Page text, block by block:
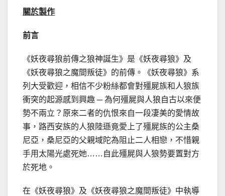
關於製作
前言
《妖夜尋狼前傳之狼神誕生》是《妖夜尋狼》及
《妖夜尋狼之魔間叛徒》的前傳。《妖夜尋狼》系
列大受歡迎，相信不少粉絲都會對殭屍族和人狼族
衝突的起源感到興趣 ─ 為何殭屍與人狼自古以來便
勢不兩立？原來二者的仇恨來自一段凄美的愛情故
事，路西安族的人狼陸遜竟愛上了殭屍族的公主桑
尼亞，桑尼亞的父親域陀為阻止二人相戀，不惜親
手用太陽光處死她……自此殭屍與人狼勢要置對方
於死地。
在《妖夜尋狼》及《妖夜尋狼之魔間叛徒》中執導